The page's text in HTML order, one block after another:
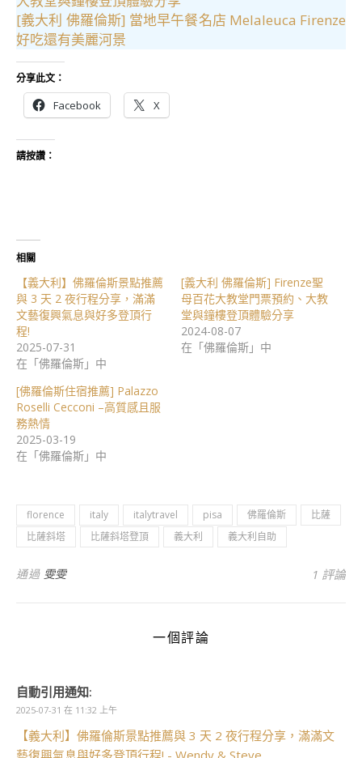
[義大利 佛羅倫斯] 當地早午餐名店 Melaleuca Firenze
好吃還有美麗河景
分享此文：
Facebook X
請按讚：
相關
【義大利】佛羅倫斯景點推薦
與 3 天 2 夜行程分享，滿滿
文藝復興氣息與好多登頂行
程!
2025-07-31
在「佛羅倫斯」中
[義大利 佛羅倫斯] Firenze聖
母百花大教堂門票預約、大教
堂與鐘樓登頂體驗分享
2024-08-07
在「佛羅倫斯」中
[佛羅倫斯住宿推薦] Palazzo
Roselli Cecconi –高質感且服
務熱情
2025-03-19
在「佛羅倫斯」中
florence italy italytravel pisa 佛羅倫斯
比薩
比薩斜塔
比薩斜塔登頂 義大利 義大利自助
通過 雯雯 1 評論
一個評論
自動引用通知:
2025-07-31 在 11:32 上午
【義大利】佛羅倫斯景點推薦與 3 天 2 夜行程分享，滿滿文